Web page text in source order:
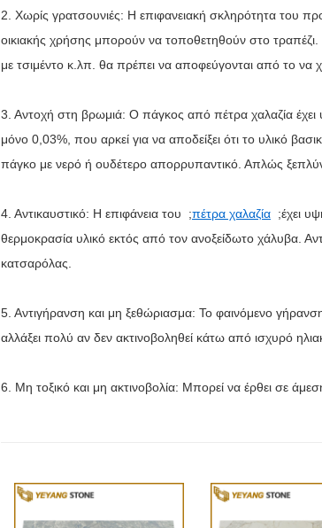
2. Χωρίς γρατσουνιές: Η επιφανειακή σκληρότητα του
οικιακής χρήσης μπορούν να τοποθετηθούν στο
με τσιμέντο κ.λπ. θα πρέπει να αποφεύγονται από το να
3. Αντοχή στη βρωμιά: Ο πάγκος από πέτρα χαλαζία
μόνο 0,03%, που αρκεί για να αποδείξει ότι το υλικό
πάγκο με νερό ή ουδέτερο απορρυπαντικό. Απλώς
4. Αντικαυστικό: Η επιφάνεια του ;πέτρα χαλαζία ;έχει
θερμοκρασία υλικό εκτός από τον ανοξείδωτο χάλυβα.
κατσαρόλας.
5. Αντιγήρανση και μη ξεθώριασμα: Το φαινόμενο
αλλάξει πολύ αν δεν ακτινοβοληθεί κάτω από ισχυρό
6. Μη τοξικό και μη ακτινοβολία: Μπορεί να έρθει σε